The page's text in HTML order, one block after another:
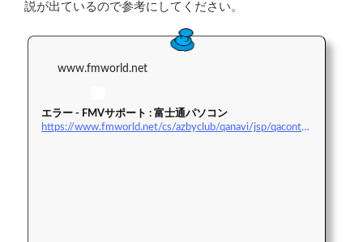
説が出ているので参考にしてください。
www.fmworld.net
エラー - FMVサポート : 富士通パソコン
https://www.fmworld.net/cs/azbyclub/qanavi/jsp/qacontents.jsp?rid=3&#038;PID=4911-0429